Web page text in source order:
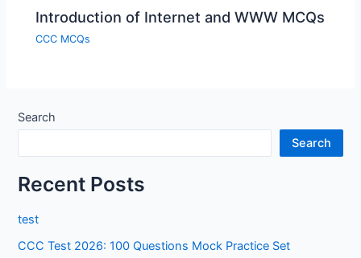
Introduction of Internet and WWW MCQs
CCC MCQs
Search
Search
Recent Posts
test
CCC Test 2026: 100 Questions Mock Practice Set